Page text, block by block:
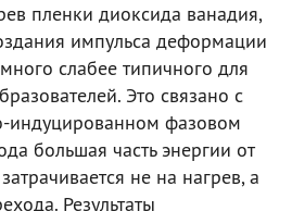
пленки диоксида ванадия,
импульса деформации
слабее типичного для
Это связано с
индуцированном фазовом
большая часть энергии от
не на нагрев, а
Результаты